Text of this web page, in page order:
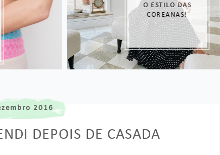
O ESTILO DAS
COREANAS!
2016
DEPOIS DE CASADA